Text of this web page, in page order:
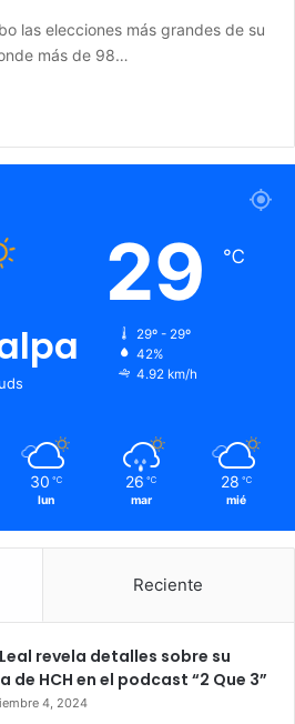
las elecciones más grandes de su
más de 98…
29 ℃
29º - 29º
42%
4.92 km/h
30 ℃
lun
26 ℃
mar
28 ℃
mié
Reciente
revela detalles sobre su
de HCH en el podcast “2 Que 3”
4, 2024